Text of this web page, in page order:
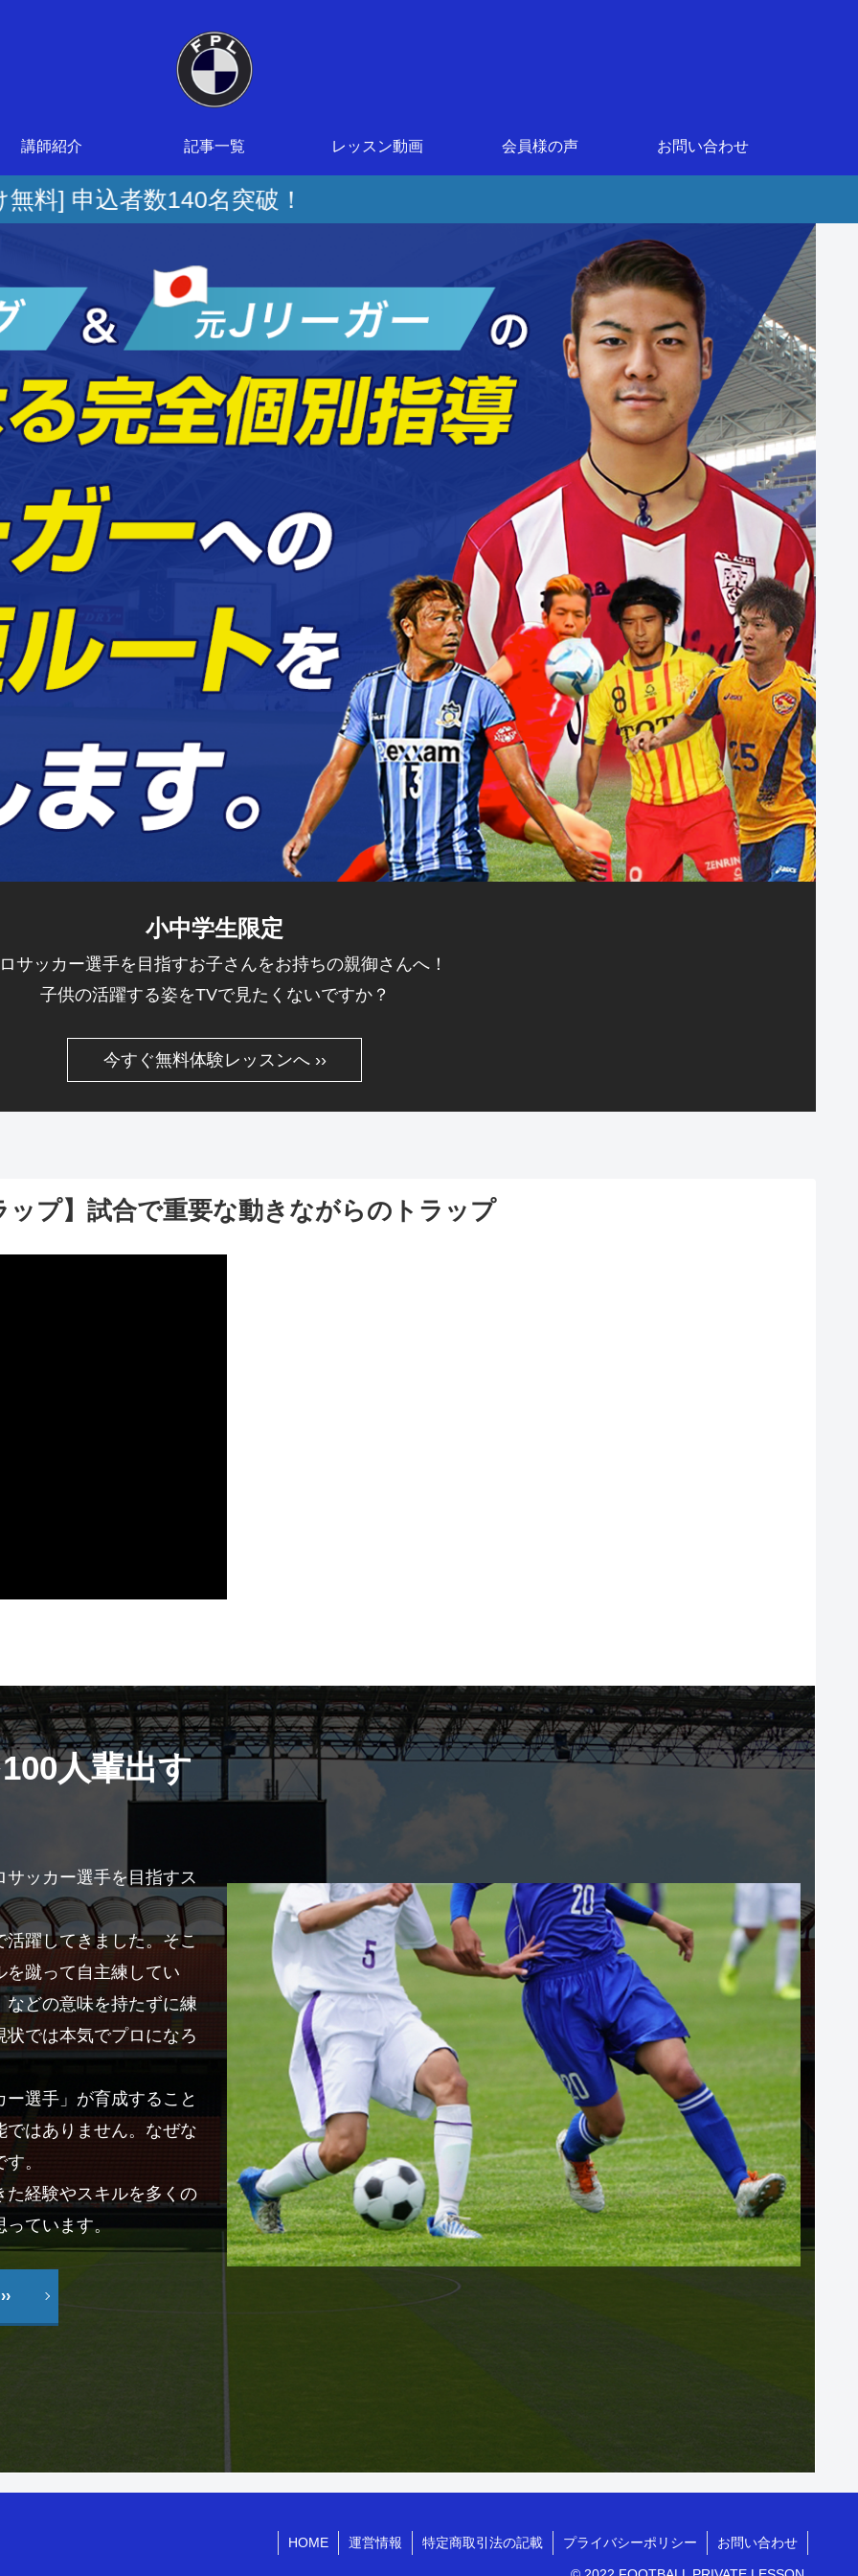
講師紹介 記事一覧 レッスン動画 会員様の声 お問い合わせ
破！
小中学生限定
サッカー選手を目指すお子さんをお持ちの親御さんへ！
子供の活躍する姿をTVで見たくないですか？
今すぐ無料体験レッスンへ ››
ップ】試合で重要な動きながらのトラップ
人輩出す
ッカー選手を目指すス
活躍してきました。そこ
蹴って自主練してい
などの意味を持たずに練
では本気でプロになろ
選手」が育成すること
はありません。なぜな
。
た経験やスキルを多くの
っています。
HOME 運営情報 特定商取引法の記載 プライバシーポリシー お問い合わせ